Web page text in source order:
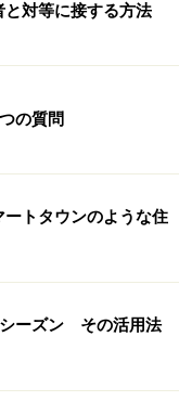
対等に接する方法
の質問
トタウンのような住
ーズン その活用法